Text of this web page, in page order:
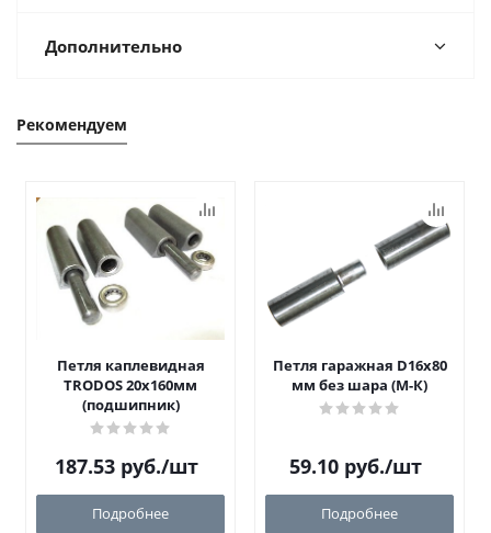
Дополнительно
Рекомендуем
Петля каплевидная
TRODOS 20х160мм
(подшипник)
187.53 руб./шт
Подробнее
Петля гаражная D16х80
мм без шара (М-К)
59.10 руб./шт
Подробнее